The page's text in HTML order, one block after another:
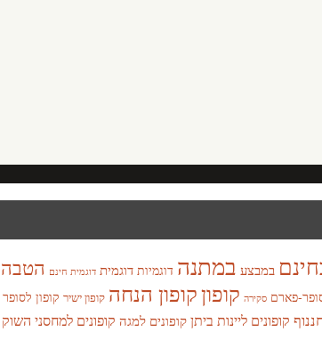
במבצע במתנה דוגמיות דוגמית דוגמית חינם הטבה
פארם סקירה קופוןקופון הנחה קופון ישיר קופון לסופר
קופונים ליינות ביתן קופונים למגה קופונים למחסני השוק